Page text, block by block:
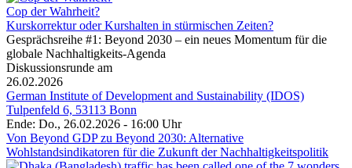
Cop der Wahrheit?
Kurskorrektur oder Kurshalten in stürmischen Zeiten?
Gesprächsreihe #1: Beyond 2030 – ein neues Momentum für die
globale Nachhaltigkeits-Agenda
Diskussionsrunde am
26.02.2026
German Institute of Development and Sustainability (IDOS)
Tulpenfeld 6, 53113 Bonn
Ende: Do., 26.02.2026 - 16:00 Uhr
Von Beyond GDP zu Beyond 2030: Alternative
Wohlstandsindikatoren für die Zukunft der Nachhaltigkeitspolitik